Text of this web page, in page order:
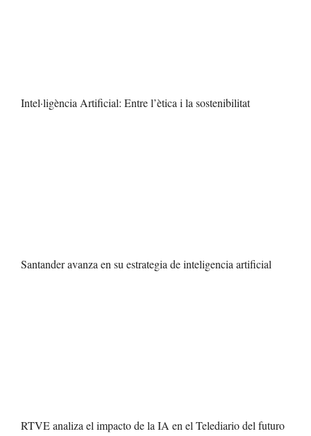
Intel·ligència Artificial: Entre l’ètica i la sostenibilitat
Santander avanza en su estrategia de inteligencia artificial
RTVE analiza el impacto de la IA en el Telediario del futuro